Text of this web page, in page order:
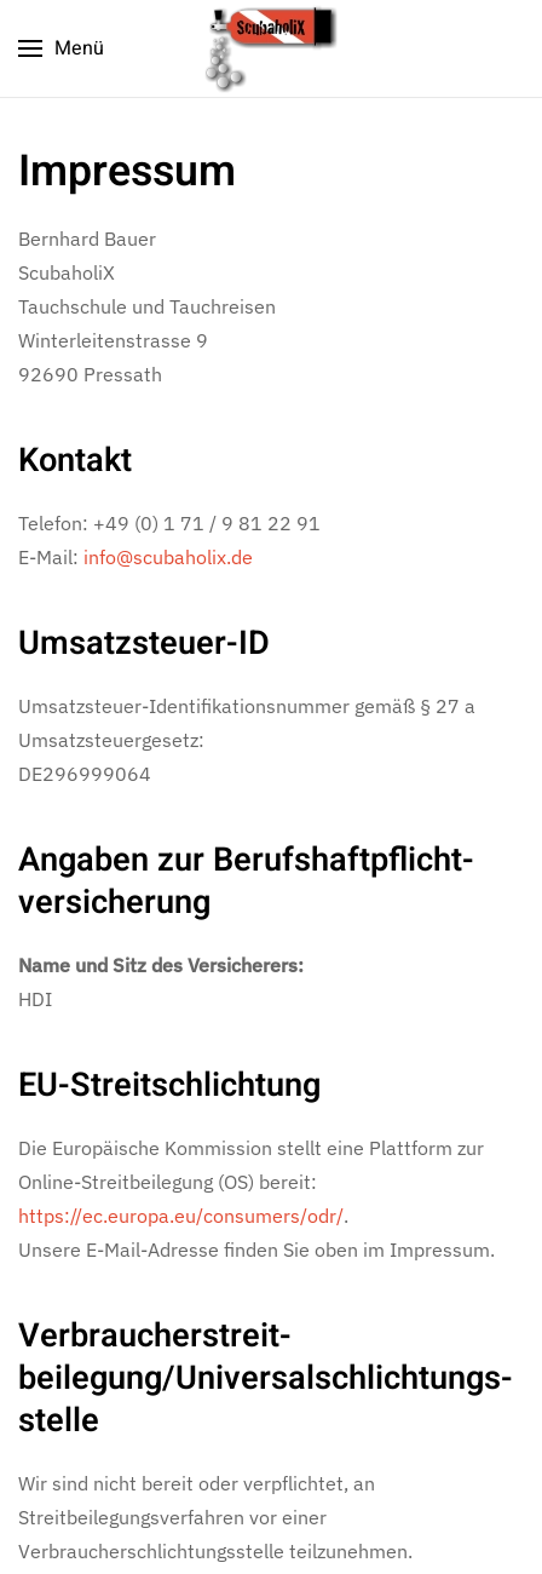
Zum Hauptinhalt springen
Menü
Impressum
Bernhard Bauer
ScubaholiX
Tauchschule und Tauchreisen
Winterleitenstrasse 9
92690 Pressath
Kontakt
Telefon: +49 (0) 1 71 / 9 81 22 91
E-Mail: info@scubaholix.de
Umsatzsteuer-ID
Umsatzsteuer-Identifikationsnummer gemäß § 27 a
Umsatzsteuergesetz:
DE296999064
Angaben zur Berufs­haftpflicht­
versicherung
Name und Sitz des Versicherers:
HDI
EU-Streitschlichtung
Die Europäische Kommission stellt eine Plattform zur
Online-Streitbeilegung (OS) bereit:
https://ec.europa.eu/consumers/odr/.
Unsere E-Mail-Adresse finden Sie oben im Impressum.
Verbraucher­streit­
beilegung/Universal­schlichtungs­
stelle
Wir sind nicht bereit oder verpflichtet, an
Streitbeilegungsverfahren vor einer
Verbraucherschlichtungsstelle teilzunehmen.